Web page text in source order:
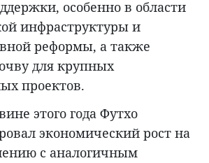
особенно в области
инфраструктуры и
реформы, а также
для крупных
проектов.
этого года Футхо
экономический рост на
с аналогичным